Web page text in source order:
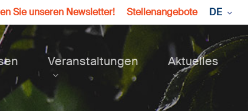
Sie unseren Newsletter! Stellenangebote DE
Veranstaltungen Aktuelles